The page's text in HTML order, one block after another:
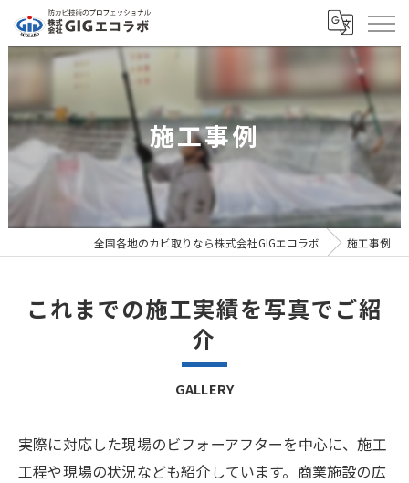
施工事例
全国各地のカビ取りなら株式会社GIGエコラボ 施工事例
これまでの施工実績を写真でご紹
介
GALLERY
実際に対応した現場のビフォーアフターを中心に、施工
工程や現場の状況なども紹介しています。商業施設の広